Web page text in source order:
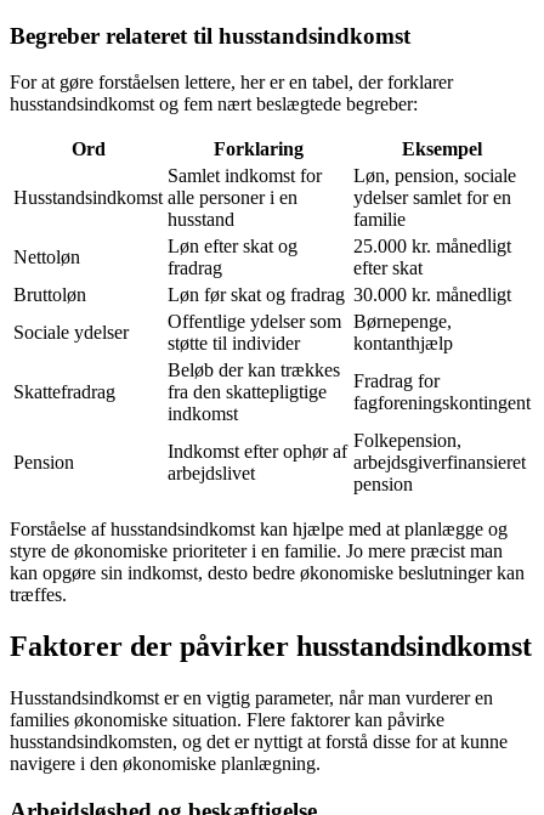
Begreber relateret til husstandsindkomst
For at gøre forståelsen lettere, her er en tabel, der forklarer
husstandsindkomst og fem nært beslægtede begreber:
Ord Forklaring Eksempel
Husstandsindkomst
Samlet indkomst for
alle personer i en
husstand
Løn, pension, sociale
ydelser samlet for en
familie
Nettoløn
Løn efter skat og
fradrag
25.000 kr. månedligt
efter skat
Bruttoløn
Løn før skat og fradrag 30.000 kr. månedligt
Sociale ydelser
Offentlige ydelser som
støtte til individer
Børnepenge,
kontanthjælp
Skattefradrag
Beløb der kan trækkes
fra den skattepligtige
indkomst
Fradrag for
fagforeningskontingent
Pension
Indkomst efter ophør af
arbejdslivet
Folkepension,
arbejdsgiverfinansieret
pension
Forståelse af husstandsindkomst kan hjælpe med at planlægge og
styre de økonomiske prioriteter i en familie. Jo mere præcist man
kan opgøre sin indkomst, desto bedre økonomiske beslutninger kan
træffes.
Faktorer der påvirker husstandsindkomst
Husstandsindkomst er en vigtig parameter, når man vurderer en
families økonomiske situation. Flere faktorer kan påvirke
husstandsindkomsten, og det er nyttigt at forstå disse for at kunne
navigere i den økonomiske planlægning.